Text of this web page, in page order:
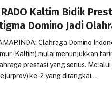
Kaltim Bidik
Domino Jadi
Olahraga Domino
(Kaltim) mulai menunjukkan
prestasi yang serius.
ke-2 yang dirangkai…